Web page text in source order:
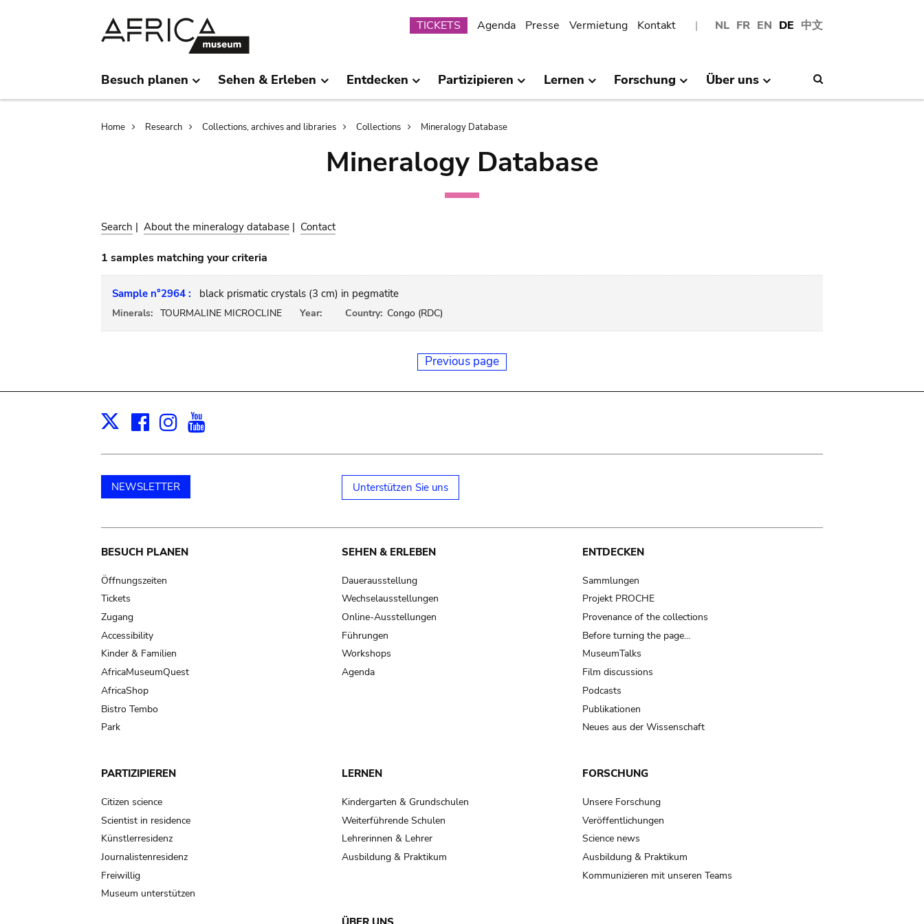
NL FR EN DE 中文
Submenu
TICKETS Agenda Presse Vermietung Kontakt
Besuch planen Sehen & Erleben Entdecken Partizipieren Lernen Forschung Über uns
Breadcrumb
Home Research Collections, archives and libraries Collections Mineralogy Database
Mineralogy Database
Search | About the mineralogy database | Contact
1 samples matching your criteria
Sample n°2964 : black prismatic crystals (3 cm) in pegmatite
Minerals: TOURMALINE MICROCLINE Year: Country: Congo (RDC)
Previous page
X Facebook
Instagram
NEWSLETTER Unterstützen Sie uns
Main
navigation
BESUCH PLANEN
Öffnungszeiten
Tickets
Zugang
Accessibility
Kinder & Familien
AfricaMuseumQuest
AfricaShop
Bistro Tembo
Park
SEHEN & ERLEBEN
Dauerausstellung
Wechselausstellungen
Online-Ausstellungen
Führungen
Workshops
Agenda
ENTDECKEN
Sammlungen
Projekt PROCHE
Provenance of the collections
Before turning the page…
MuseumTalks
Film discussions
Podcasts
Publikationen
Neues aus der Wissenschaft
PARTIZIPIEREN
Citizen science
Scientist in residence
Künstlerresidenz
Journalistenresidenz
Freiwillig
Museum unterstützen
LERNEN
Kindergarten & Grundschulen
Weiterführende Schulen
Lehrerinnen & Lehrer
Ausbildung & Praktikum
FORSCHUNG
Unsere Forschung
Veröffentlichungen
Science news
Ausbildung & Praktikum
Kommunizieren mit unseren Teams